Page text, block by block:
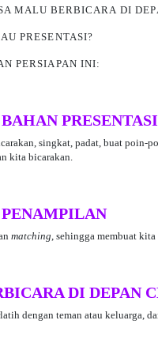
MALU BERBICARADI
PRESENTASI?
PERSIAPAN INI:
PRESENTASI
singkat, padat, buat poin-
kita bicarakan.
matching, sehingga membuat
DI DEPAN
dengan teman atau keluarga,